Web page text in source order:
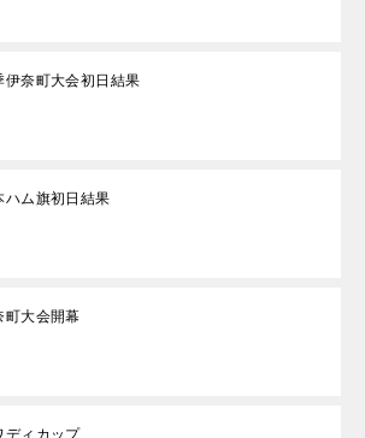
伊奈町大会初日結果
ハム旗初日結果
町大会開幕
ディカップ